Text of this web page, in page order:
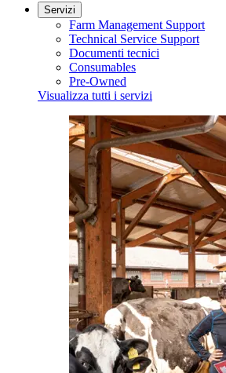
Servizi
Farm Management Support
Technical Service Support
Documenti tecnici
Consumables
Pre-Owned
Visualizza tutti i servizi